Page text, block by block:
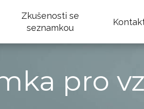
Zkušenosti se
seznamkou
pro